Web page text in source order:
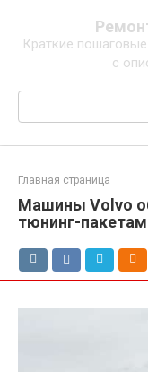
контенту
Краткие
с
Поиск:
Главная страница
Машины Volvo
тюнинг-